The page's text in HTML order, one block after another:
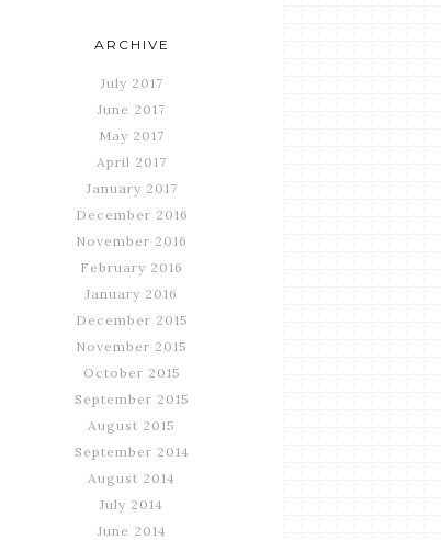
ARCHIVE
July 2017
June 2017
May 2017
April 2017
January 2017
December 2016
November 2016
February 2016
January 2016
December 2015
November 2015
October 2015
September 2015
August 2015
September 2014
August 2014
July 2014
June 2014